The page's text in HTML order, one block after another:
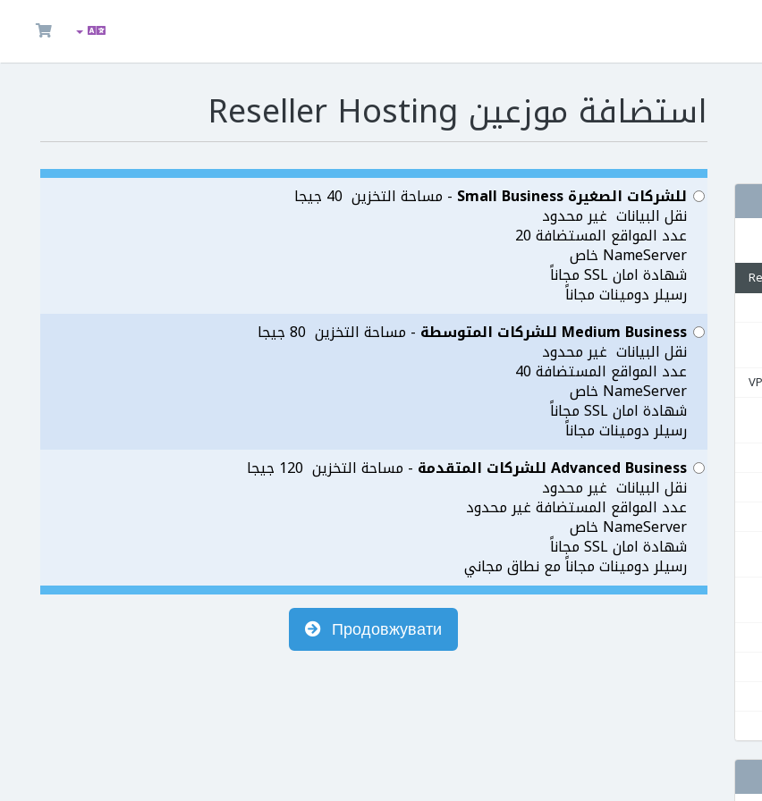
استضافة موزعين Reseller Hosting
للشركات الصغيرة Small Business - مساحة التخزين 40 جيجا
نقل البيانات غير محدود
عدد المواقع المستضافة 20
NameServer خاص
شهادة امان SSL مجاناً
رسيلر دومينات مجاناً
Medium Business للشركات المتوسطة
- مساحة التخزين 80 جيجا
نقل البيانات غير محدود
عدد المواقع المستضافة 40
NameServer خاص
شهادة امان SSL مجاناً
رسيلر دومينات مجاناً
Advanced Business للشركات المتقدمة
- مساحة التخزين 120 جيجا
نقل البيانات غير محدود
عدد المواقع المستضافة غير محدود
NameServer خاص
شهادة امان SSL مجاناً
رسيلر دومينات مجاناً مع نطاق مجاني
Продовжувати